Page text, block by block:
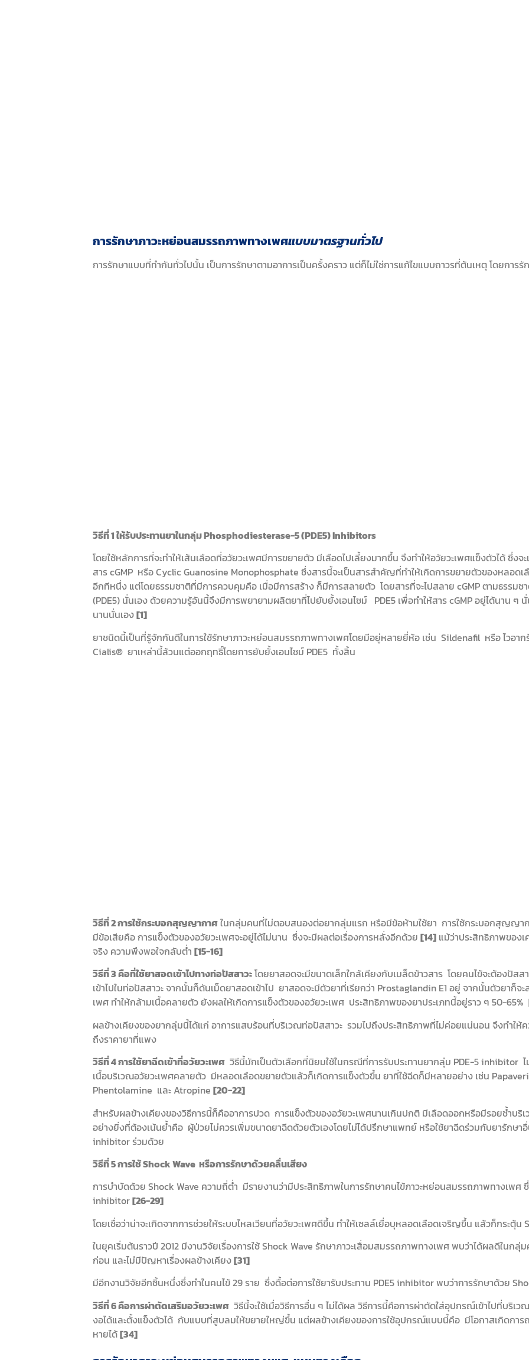
การรักษาภาวะหย่อนสมรรถภาพทางเพศแบบมาตรฐานทั่วไป
การรักษาแบบที่ทำกันทั่วไปนั้น เป็นการรักษาตามอาการเป็นครั้งคราว แต่ก็ไม่ใช่การแก้ไขแบบถาวรที่ต้นเหตุ โดยการ
วิธีที่ 1 ให้รับประทานยาในกลุ่ม Phosphodiesterase-5 (PDE5) Inhibitors
โดยใช้หลักการที่จะทำให้เส้นเลือดที่อวัยวะเพศมีการขยายตัว มีเลือดไปเลี้ยงมากขึ้น จึงทำให้อวัยวะเพศแข็งตัวได้ ซึ่ง
สาร cGMP หรือ Cyclic Guanosine Monophosphate ซึ่งสารนี้จะเป็นสารสำคัญที่ทำให้เกิดการขยายตัวของหลอด
อีกทีหนึ่ง แต่โดยธรรมชาติที่มีการควบคุมคือ เมื่อมีการสร้าง ก็มีการสลายตัว โดยสารที่จะไปสลาย cGMP ตามธรรม
(PDE5) นั่นเอง ด้วยความรู้อันนี้จึงมีการพยายามผลิตยาที่ไปยับยั้งเอนไซม์ PDE5 เพื่อทำให้สาร cGMP อยู่ได้นาน ๆ
นานนั่นเอง[1]
ยาชนิดนี้เป็นที่รู้จักกันดีในการใช้รักษาภาวะหย่อนสมรรถภาพทางเพศโดยมีอยู่หลายยี่ห้อ เช่น Sildenafil หรือ ไวอา
Cialis® ยาเหล่านี้ล้วนแต่ออกฤทธิ์โดยการยับยั้งเอนไซม์ PDE5 ทั้งสิ้น
วิธีที่ 2 การใช้กระบอกสุญญากาศในกลุ่มคนที่ไม่ตอบสนองต่อยากลุ่มแรก หรือมีข้อห้ามใช้ยา การใช้กระบอกสุญญ
มีข้อเสียคือ การแข็งตัวของอวัยวะเพศจะอยู่ได้ไม่นาน ซึ่งจะมีผลต่อเรื่องการหลั่งอีกด้วย [14] แม้ว่าประสิทธิภาพของ
จริง ความพึงพอใจกลับต่ำ [15-16]
วิธีที่ 3 คือที่ใช้ยาสอดเข้าไปทางท่อปัสสาวะโดยยาสอดจะมีขนาดเล็กใกล้เคียงกับเมล็ดข้าวสาร โดยคนไข้จะต้องปัส
เข้าไปในท่อปัสสาวะ จากนั้นก็ดันเม็ดยาสอดเข้าไป ยาสอดจะมีตัวยาที่เรียกว่า Prostaglandin E1 อยู่ จากนั้นตัวยาก็จ
เพศ ทำให้กล้ามเนื้อคลายตัว ยังผลให้เกิดการแข็งตัวของอวัยวะเพศ ประสิทธิภาพของยาประเภทนี้อยู่ราว ๆ 50-65%
ผลข้างเคียงของยากลุ่มนี้ได้แก่ อาการแสบร้อนที่บริเวณท่อปัสสาวะ รวมไปถึงประสิทธิภาพที่ไม่ค่อยแน่นอน จึงทำให้
ถึงราคายาที่แพง
วิธีที่ 4 การใช้ยาฉีดเข้าที่อวัยวะเพศ วิธีนี้มักเป็นตัวเลือกที่นิยมใช้ในกรณีที่การรับประทานยากลุ่ม PDE-5 inhibitor ไ
เนื้อบริเวณอวัยวะเพศคลายตัว มีหลอดเลือดขยายตัวแล้วก็เกิดการแข็งตัวขึ้น ยาที่ใช้ฉีดก็มีหลายอย่าง เช่น
Phentolamine และ Atropine [20-22]
สำหรับผลข้างเคียงของวิธีการนี้ก็คืออาการปวด การแข็งตัวของอวัยวะเพศนานเกินปกติ มีเลือดออกหรือมีรอยช้ำ
อย่างยิ่งที่ต้องเน้นย้ำคือ ผู้ป่วยไม่ควรเพิ่มขนาดยาฉีดด้วยตัวเองโดยไม่ได้ปรึกษาแพทย์ หรือใช้ยาฉีดร่วมกับยารักษา
inhibitor ร่วมด้วย
วิธีที่ 5 การใช้ Shock Wave หรือการรักษาด้วยคลื่นเสียง
การบำบัดด้วย Shock Wave ความถี่ต่ำ มีรายงานว่ามีประสิทธิภาพในการรักษาคนไข้ภาวะหย่อนสมรรถภาพทางเพศ
inhibitor[26-29]
โดยเชื่อว่าน่าจะเกิดจากการช่วยให้ระบบไหลเวียนที่อวัยวะเพศดีขึ้น ทำให้เซลล์เยื่อบุหลอดเลือดเจริญขึ้น แล้วก็กระตุ้น
ในยุคเริ่มต้นราวปี 2012 มีงานวิจัยเรื่องการใช้ Shock Wave รักษาภาวะเสื่อมสมรรถภาพทางเพศ พบว่าได้ผลดีใน
ก่อน และไม่มีปัญหาเรื่องผลข้างเคียง[31]
มีอีกงานวิจัยอีกชิ้นหนึ่งซึ่งทำในคนไข้ 29 ราย ซึ่งดื้อต่อการใช้ยารับประทาน PDE5 inhibitor พบว่าการรักษาด้วย
วิธีที่ 6 คือการผ่าตัดเสริมอวัยวะเพศ วิธีนี้จะใช้เมื่อวิธีการอื่น ๆ ไม่ได้ผล วิธีการนี้คือการผ่าตัดใส่อุปกรณ์เข้าไปที่บริ
งอได้และตั้งแข็งตัวได้ กับแบบที่สูบลมให้ขยายใหญ่ขึ้น แต่ผลข้างเคียงของการใช้อุปกรณ์แบบนี้คือ มีโอกาสเกิดกา
หายได้[34]